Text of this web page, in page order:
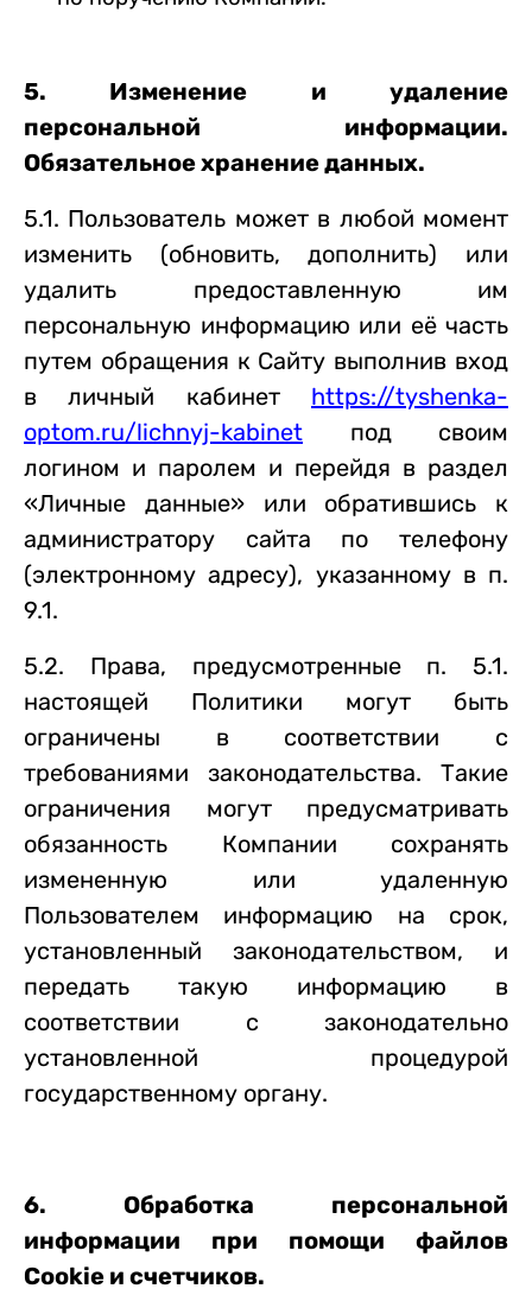
5. Изменение и удаление
персональной информации.
Обязательное хранение данных.
5.1. Пользователь может в любой момент
изменить (обновить, дополнить) или
удалить предоставленную им
персональную информацию или её часть
путем обращения к Сайту выполнив вход
в личный кабинет https://tyshenka-
optom.ru/lichnyj-kabinet
под своим
логином и паролем и перейдя в раздел
«Личные данные» или обратившись к
администратору сайта по телефону
(электронному адресу), указанному в п.
9.1.
5.2. Права, предусмотренные п. 5.1.
настоящей Политики могут быть
ограничены в соответствии с
требованиями законодательства. Такие
ограничения могут предусматривать
обязанность Компании сохранять
измененную или удаленную
Пользователем информацию на срок,
установленный законодательством, и
передать такую информацию в
соответствии с законодательно
установленной процедурой
государственному органу.
6. Обработка персональной
информации при помощи файлов
Cookie и счетчиков.